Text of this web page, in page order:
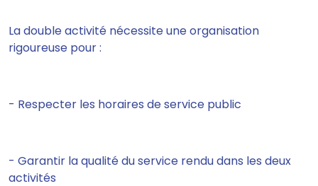
La double activité nécessite une organisation
rigoureuse pour :
- Respecter les horaires de service public
- Garantir la qualité du service rendu dans les deux
activités